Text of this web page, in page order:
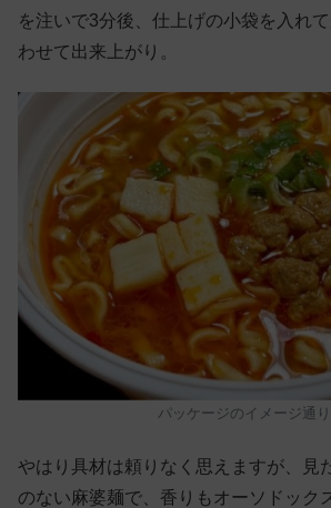
を注いで3分後、仕上げの小袋を入れ
わせて出来上がり。
パッケージのイメージ通
やはり具材は頼りなく思えますが、見
のない麻婆麺で、香りもオーソドック